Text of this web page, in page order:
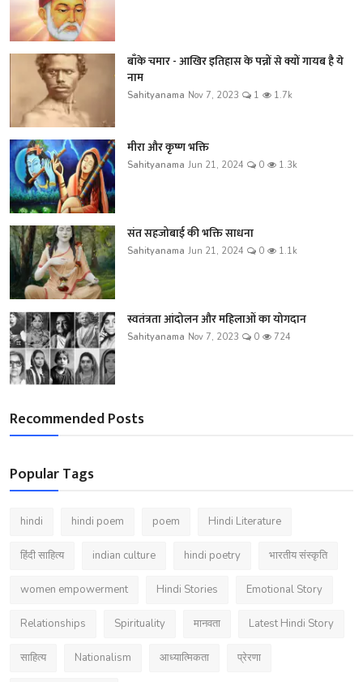
बाँके चमार - आखिर इतिहास के पन्नों से क्यों गायब है ये
नाम
Sahityanama Nov 7, 2023 1 1.7k
मीरा और कृष्ण भक्ति
Sahityanama Jun 21, 2024 0 1.3k
संत सहजोबाई की भक्ति साधना
Sahityanama Jun 21, 2024 0 1.1k
स्वतंत्रता आंदोलन और महिलाओं का योगदान
Sahityanama Nov 7, 2023 0 724
Recommended Posts
Popular Tags
hindi hindi poem poem Hindi Literature
हिंदी साहित्य indian culture hindi poetry भारतीय संस्कृति
women empowerment Hindi Stories Emotional Story
Relationships Spirituality मानवता Latest Hindi Story
साहित्य Nationalism आध्यात्मिकता प्रेरणा